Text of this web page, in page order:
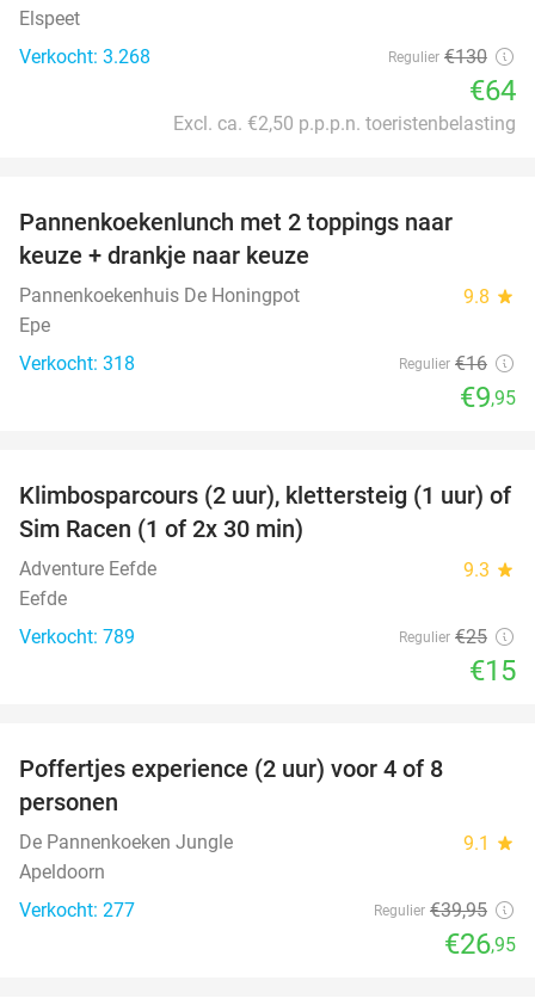
Elspeet
Verkocht: 3.268
Regulier €130
€64
Excl. ca. €2,50 p.p.p.n. toeristenbelasting
Pannenkoekenlunch met 2 toppings naar
keuze + drankje naar keuze
Pannenkoekenhuis De Honingpot 9.8 star
Epe
Verkocht: 318
Regulier €16
€9,95
40%
Klimbosparcours (2 uur), klettersteig (1 uur) of
Sim Racen (1 of 2x 30 min)
Adventure Eefde 9.3 star
Eefde
Verkocht: 789
Regulier €25
€15
Poffertjes experience (2 uur) voor 4 of 8
personen
De Pannenkoeken Jungle 9.1 star
Apeldoorn
Verkocht: 277
Regulier €39,95
€26,95